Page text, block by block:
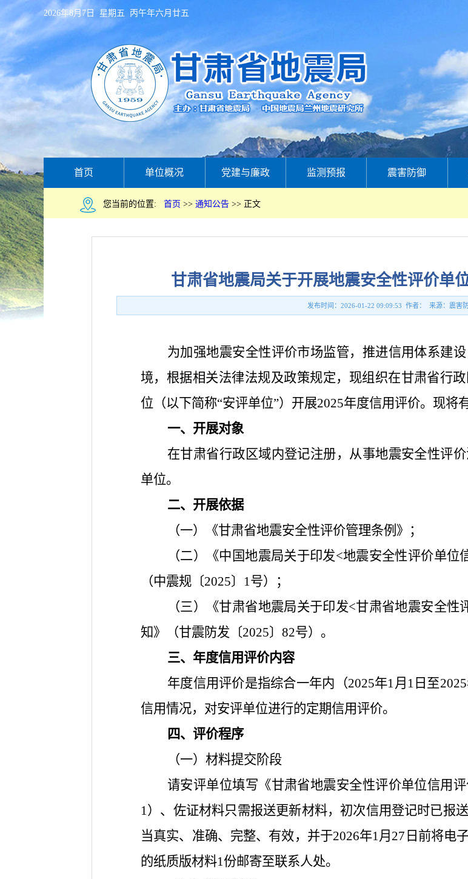
2026年8月7日 星期五 丙午年六月廿五
首页 单位概况 党建与廉政 监测预报 震害防御
您当前的位置: 首页 >> 通知公告 >> 正文
甘肃省地震局关于开展地震安全性评价单
发布时间：2026-01-22 09:09:53 作者： 来源：震害
为加强地震安全性评价市场监管，推进信用体系建
境，根据相关法律法规及政策规定，现组织在甘肃省行
位（以下简称“安评单位”）开展2025年度信用评价。现将
一、开展对象
在甘肃省行政区域内登记注册，从事地震安全性评
单位。
二、开展依据
（一）《甘肃省地震安全性评价管理条例》；
（二）《中国地震局关于印发<地震安全性评价单位
（中震规 〔2025〕1号）；
（三）《甘肃省地震局关于印发<甘肃省地震安全
知》（甘震防发〔2025〕82号）。
三、年度信用评价内容
年度信用评价是指综合一年内（2025年1月1日至
信用情况，对安评单位进行的定期信用评价。
四、评价程序
（一）材料提交阶段
请安评单位填写《甘肃省地震安全性评价单位信用
1）、佐证材料只需报送更新材料，初次信用登记时已报
当真实、准确、完整、有效，并于2026年1月27日前将电
的纸质版材料1份邮寄至联系人处。